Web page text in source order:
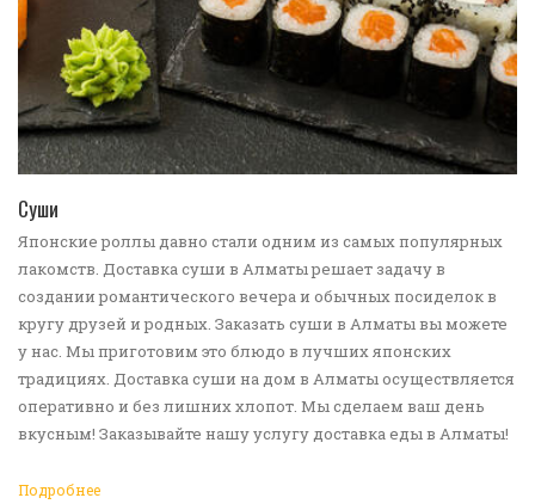
Суши
Японские роллы давно стали одним из самых популярных
лакомств. Доставка суши в Алматы решает задачу в
создании романтического вечера и обычных посиделок в
кругу друзей и родных. Заказать суши в Алматы вы можете
у нас. Мы приготовим это блюдо в лучших японских
традициях. Доставка суши на дом в Алматы осуществляется
оперативно и без лишних хлопот. Мы сделаем ваш день
вкусным! Заказывайте нашу услугу доставка еды в Алматы!
Подробнее